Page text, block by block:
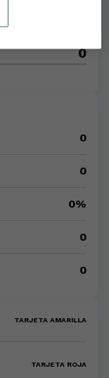
0
0
0
0%
0
0
TARJETA AMARILLA
TARJETA ROJA